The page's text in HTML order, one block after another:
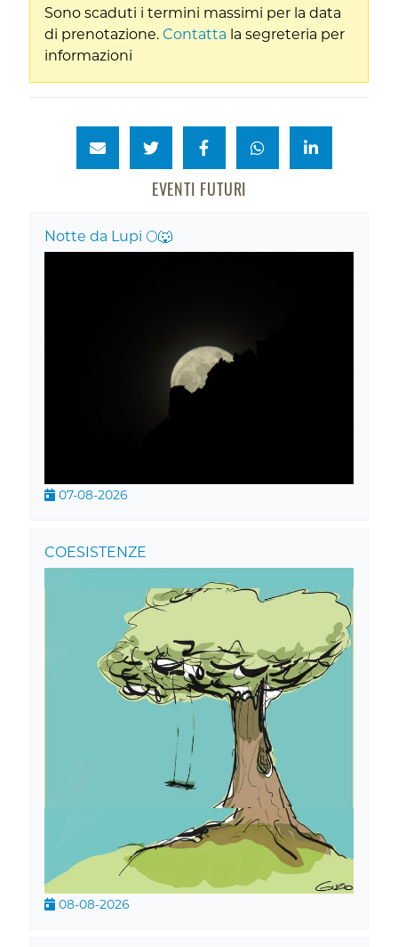
Sono scaduti i termini massimi per la data
di prenotazione.Contatta la segreteria per
informazioni
EVENTI FUTURI
Notte da Lupi 🌕🐺
07-08-2026
COESISTENZE
08-08-2026